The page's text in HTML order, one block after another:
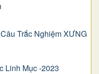
Trắc Nghiệm XƯNG
Linh Mục -2023